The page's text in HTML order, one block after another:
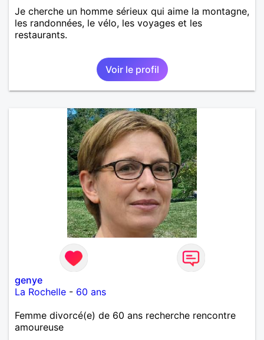
Je cherche un homme sérieux qui aime la montagne,
les randonnées, le vélo, les voyages et les
restaurants.
Voir le profil
genye
La Rochelle - 60 ans
Femme divorcé(e) de 60 ans recherche rencontre
amoureuse